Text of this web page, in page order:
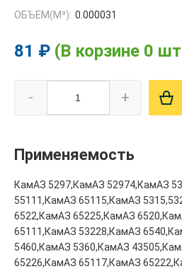
ОБЪЕМ(M³): 0.000031
81 ₽ (В корзине 0
- +
Применяемость
КамАЗ 5297,КамАЗ 52974,КамАЗ
55111,КамАЗ 65115,КамАЗ
6522,КамАЗ 65225,КамАЗ
65111,КамАЗ 53228,КамАЗ
5460,КамАЗ 5360,КамАЗ
65226,КамАЗ 65117,КамАЗ